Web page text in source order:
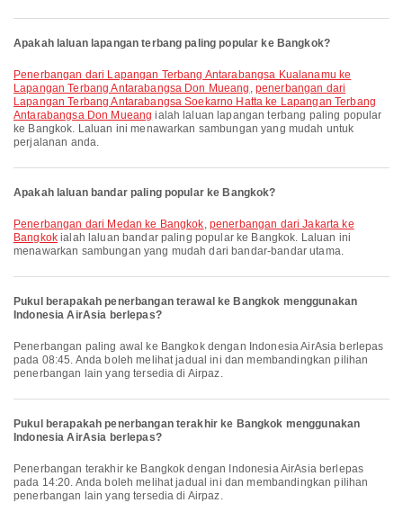
Apakah laluan lapangan terbang paling popular ke Bangkok?
penerbangan dari Lapangan Terbang Antarabangsa Kualanamu ke
Lapangan Terbang Antarabangsa Don Mueang , penerbangan dari
Lapangan Terbang Antarabangsa Soekarno Hatta ke Lapangan Terbang
Antarabangsa Don Mueang ialah laluan lapangan terbang paling popular
ke Bangkok. Laluan ini menawarkan sambungan yang mudah untuk
perjalanan anda.
Apakah laluan bandar paling popular ke Bangkok?
penerbangan dari Medan ke Bangkok, penerbangan dari Jakarta ke
Bangkokialah laluan bandar paling popular ke Bangkok. Laluan ini
menawarkan sambungan yang mudah dari bandar-bandar utama.
Pukul berapakah penerbangan terawal ke Bangkok menggunakan
Indonesia AirAsia berlepas?
Penerbangan paling awal ke Bangkok dengan Indonesia AirAsia berlepas
pada 08:45. Anda boleh melihat jadual ini dan membandingkan pilihan
penerbangan lain yang tersedia di Airpaz.
Pukul berapakah penerbangan terakhir ke Bangkok menggunakan
Indonesia AirAsia berlepas?
Penerbangan terakhir ke Bangkok dengan Indonesia AirAsia berlepas
pada 14:20. Anda boleh melihat jadual ini dan membandingkan pilihan
penerbangan lain yang tersedia di Airpaz.